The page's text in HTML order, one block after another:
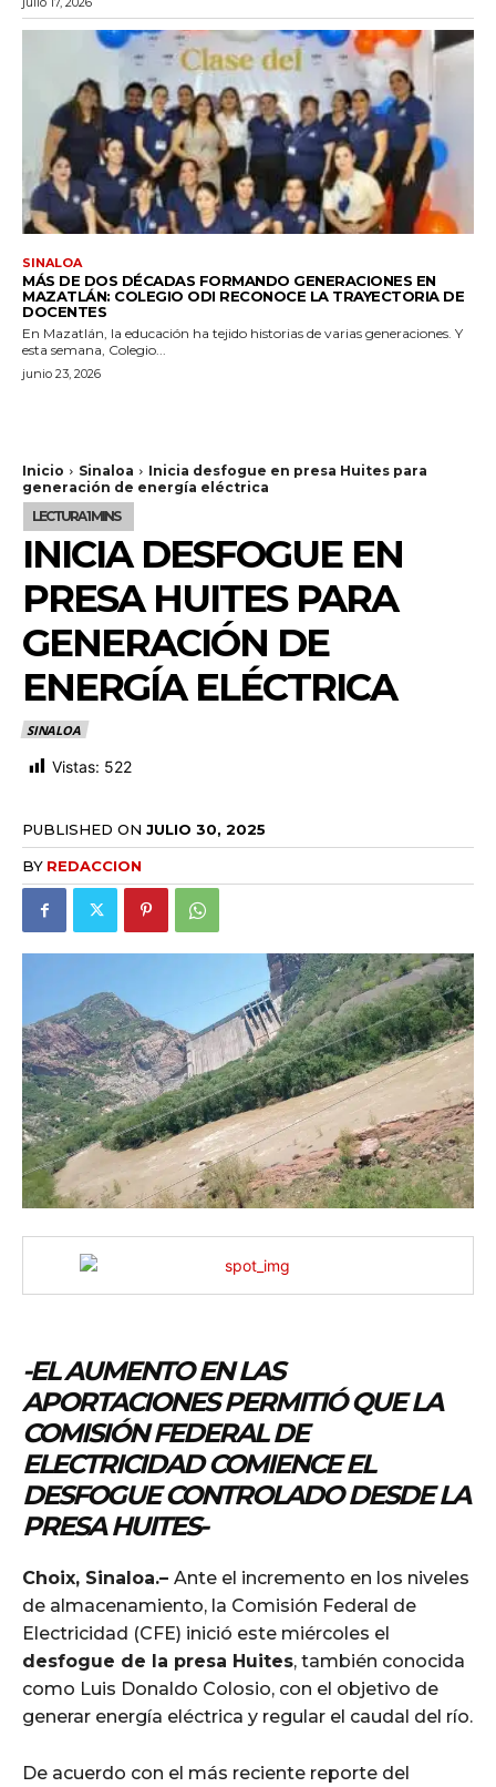
SINALOA
MÁS DE DOS DÉCADAS FORMANDO GENERACIONES EN
MAZATLÁN: COLEGIO ODI RECONOCE LA TRAYECTORIA DE
DOCENTES
En Mazatlán, la educación ha tejido historias de varias generaciones. Y
esta semana, Colegio...
junio 23, 2026